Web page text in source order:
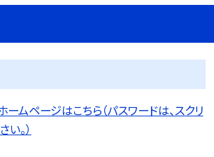
ムページはこちら（パスワードは、スクリ
。）